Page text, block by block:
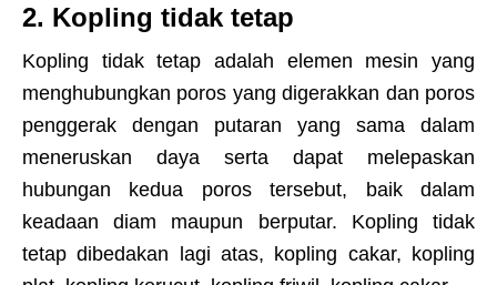
2. Kopling tidak tetap
Kopling tidak tetap adalah elemen mesin yang
menghubungkan poros yang digerakkan dan poros
penggerak dengan putaran yang sama dalam
meneruskan daya serta dapat melepaskan
hubungan kedua poros tersebut, baik dalam
keadaan diam maupun berputar. Kopling tidak
tetap dibedakan lagi atas, kopling cakar, kopling